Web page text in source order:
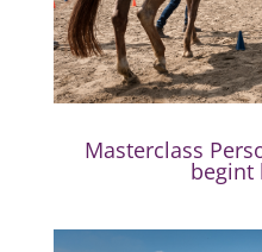
Masterclass
begint